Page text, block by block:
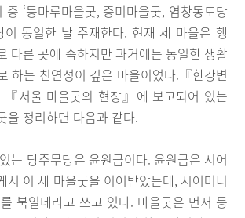
중 ‘등마루마을굿, 증미마을굿, 염창동도당
이 동일한 날 주재한다. 현재 세 마을은 행
다른 곳에 속하지만 과거에는 동일한 생활
하는 친연성이 깊은 마을이었다.『한강변
서울 마을굿의 현장』에 보고되어 있는
을 정리하면 다음과 같다.
는 당주무당은 윤원금이다. 윤원금은 시어
서 이 세 마을굿을 이어받았는데, 시어머니
북일네라고 쓰고 있다. 마을굿은 먼저 등